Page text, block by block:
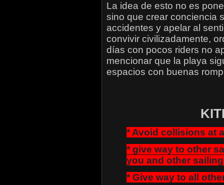
La idea de esto no es
sino que crear conciencia
accidentes y apelar al
convivir civilizadamente,
días con pocos riders no
mencionar que la playa
espacios con buenas
* Avoid collisions at
* give way to other
you and other
* Give way to all